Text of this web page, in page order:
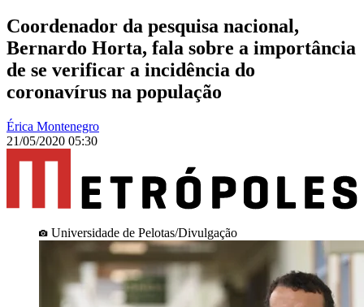
Coordenador da pesquisa nacional,
Bernardo Horta, fala sobre a importância
de se verificar a incidência do
coronavírus na população
Érica Montenegro
21/05/2020 05:30
Universidade de Pelotas/Divulgação